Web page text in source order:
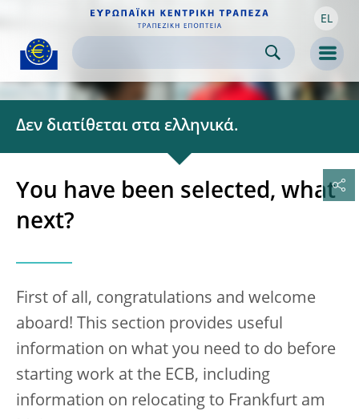
Skip to
content EL
Δεν διατίθεται στα ελληνικά.
You have been selected, what
next?
First of all, congratulations and welcome
aboard! This section provides useful
information on what you need to do before
starting work at the ECB, including
information on relocating to Frankfurt am